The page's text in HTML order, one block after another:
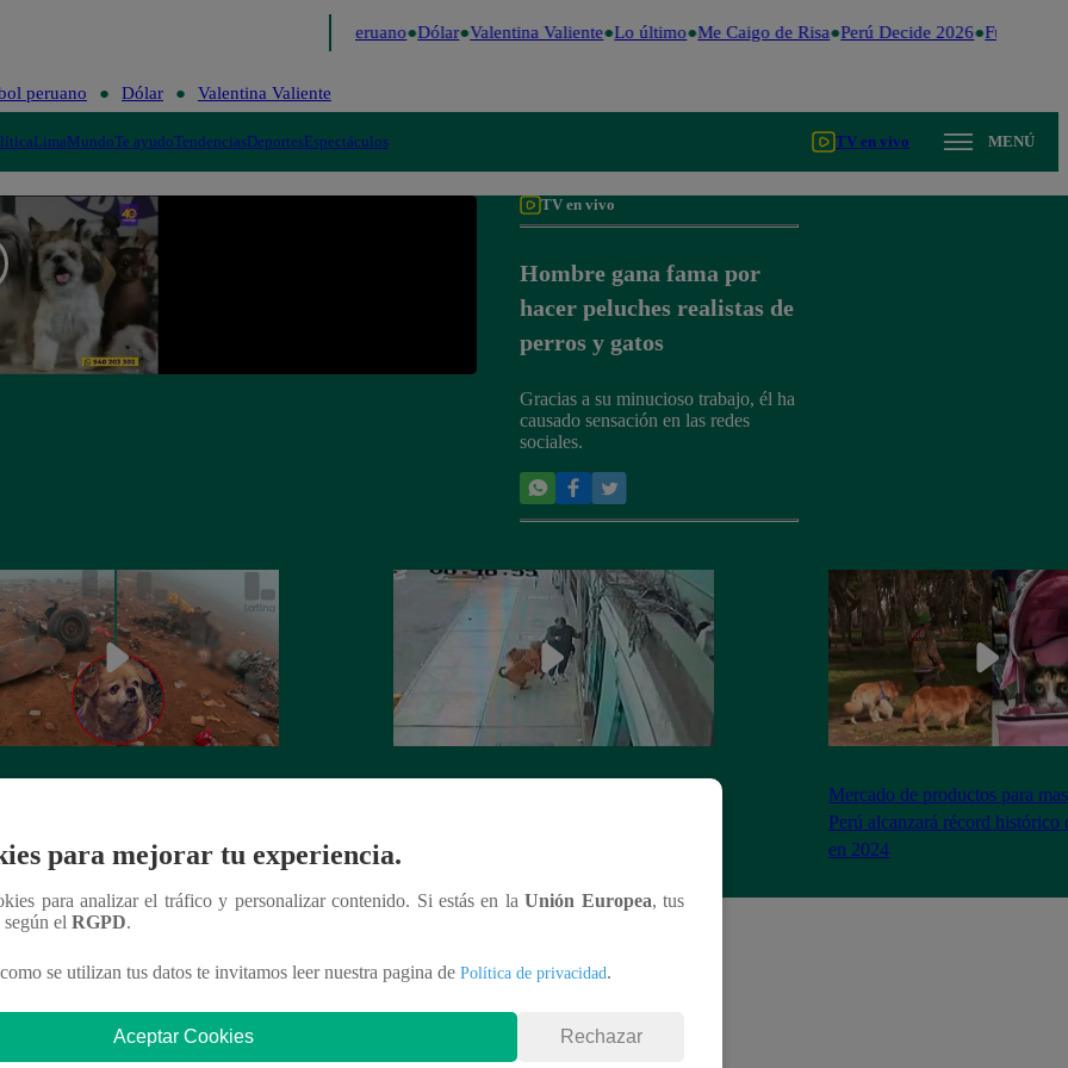
Fútbol peruano Dólar Valentina Valiente Lo último Me Caigo de Risa Perú Decide 2026 Fútbol
peruano Dólar Valentina Valiente
LimaMundoTe ayudoTendenciasDeportesEspectáculos TV en vivo MENÚ
TV en vivo
Hombre gana fama por
hacer peluches realistas de
perros y gatos
Gracias a su minucioso trabajo, él ha
causado sensación en las redes
sociales.
Mercado de productos para
Perú alcanzará récord histórico
en 2024
para mejorar tu experiencia.
para analizar el tráfico y personalizar contenido. Si estás en laUnión Europea, tus
según el RGPD.
se utilizan tus datos te invitamos leer nuestra pagina de Política de privacidad.
Aceptar Cookies Rechazar